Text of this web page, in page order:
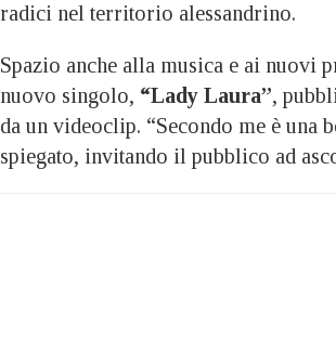
radici nel territorio alessandrino.
Spazio anche alla musica e ai nuovi
nuovo singolo, “Lady Laura”,
da un videoclip. “Secondo me è una
spiegato, invitando il pubblico ad